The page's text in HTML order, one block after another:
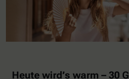
Heute wird’s warm – 30